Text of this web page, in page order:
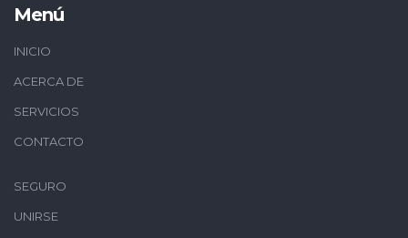
Menú
INICIO
ACERCA DE
SERVICIOS
CONTACTO
SEGURO
UNIRSE